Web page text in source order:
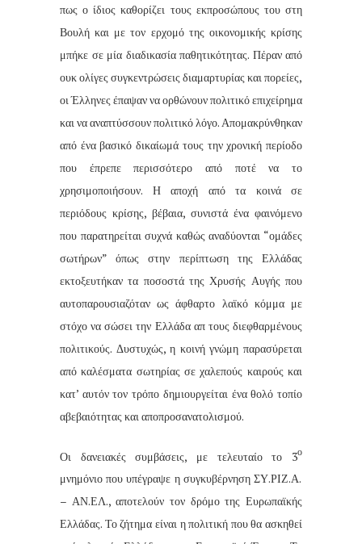
πως ο ίδιος καθορίζει τους εκπροσώπους του στη
Βουλή και με τον ερχομό της οικονομικής κρίσης
μπήκε σε μία διαδικασία παθητικότητας. Πέραν από
ουκ ολίγες συγκεντρώσεις διαμαρτυρίας και πορείες,
οι Έλληνες έπαψαν να ορθώνουν πολιτικό επιχείρημα
και να αναπτύσσουν πολιτικό λόγο. Απομακρύνθηκαν
από ένα βασικό δικαίωμά τους την χρονική περίοδο
που έπρεπε περισσότερο από ποτέ να το
χρησιμοποιήσουν. Η αποχή από τα κοινά σε
περιόδους κρίσης, βέβαια, συνιστά ένα φαινόμενο
που παρατηρείται συχνά καθώς αναδύονται “ομάδες
σωτήρων” όπως στην περίπτωση της Ελλάδας
εκτοξευτήκαν τα ποσοστά της Χρυσής Αυγής που
αυτοπαρουσιαζόταν ως άφθαρτο λαϊκό κόμμα με
στόχο να σώσει την Ελλάδα απ τους διεφθαρμένους
πολιτικούς. Δυστυχώς, η κοινή γνώμη παρασύρεται
από καλέσματα σωτηρίας σε χαλεπούς καιρούς και
κατ’ αυτόν τον τρόπο δημιουργείται ένα θολό τοπίο
αβεβαιότητας και αποπροσανατολισμού.
Οι δανειακές συμβάσεις, με τελευταίο το 3ο
μνημόνιο που υπέγραψε η συγκυβέρνηση ΣΥ.ΡΙΖ.Α.
– ΑΝ.ΕΛ., αποτελούν τον δρόμο της Ευρωπαϊκής
Ελλάδας. Το ζήτημα είναι η πολιτική που θα ασκηθεί